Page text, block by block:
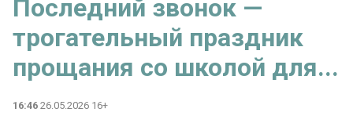
Последний звонок —
трогательный праздник
прощания со школой для...
16:46 26.05.2026 16+